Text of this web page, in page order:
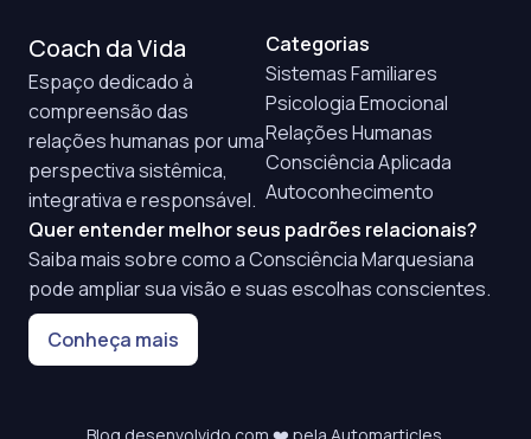
Coach da Vida
Espaço dedicado à
compreensão das
relações humanas por uma
perspectiva sistêmica,
integrativa e responsável.
Categorias
Sistemas Familiares
Psicologia Emocional
Relações Humanas
Consciência Aplicada
Autoconhecimento
Quer entender melhor seus padrões relacionais?
Saiba mais sobre como a Consciência Marquesiana
pode ampliar sua visão e suas escolhas conscientes.
Conheça mais